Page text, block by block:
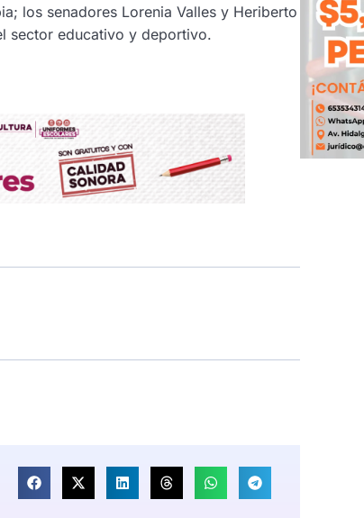
los senadores Lorenia Valles y Heriberto
sector educativo y deportivo.